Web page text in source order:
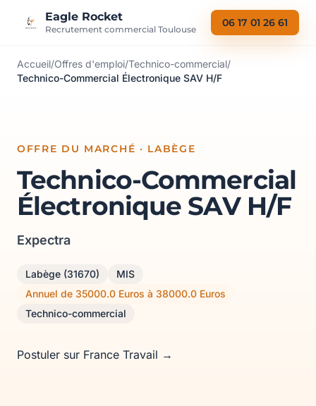
Eagle Rocket
Recrutement commercial Toulouse
06 17 01 26 61
Accueil/Offres d'emploi/Technico-commercial/
Technico-Commercial Électronique SAV H/F
OFFRE DU MARCHÉ · LABÈGE
Technico-Commercial
Électronique SAV H/F
Expectra
Labège (31670)
MIS
Annuel de 35000.0 Euros à 38000.0 Euros
Technico-commercial
Postuler sur France Travail →